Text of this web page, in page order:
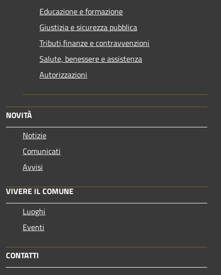
Educazione e formazione
Giustizia e sicurezza pubblica
Tributi,finanze e contravvenzioni
Salute, benessere e assistenza
Autorizzazioni
NOVITÀ
Notizie
Comunicati
Avvisi
VIVERE IL COMUNE
Luoghi
Eventi
CONTATTI